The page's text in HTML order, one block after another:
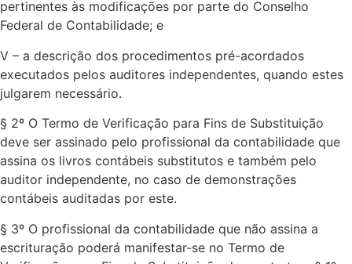
pertinentes às modificações por parte do Conselho
Federal de Contabilidade; e
V – a descrição dos procedimentos pré-acordados
executados pelos auditores independentes, quando estes
julgarem necessário.
§ 2º O Termo de Verificação para Fins de Substituição
deve ser assinado pelo profissional da contabilidade que
assina os livros contábeis substitutos e também pelo
auditor independente, no caso de demonstrações
contábeis auditadas por este.
§ 3º O profissional da contabilidade que não assina a
escrituração poderá manifestar-se no Termo de